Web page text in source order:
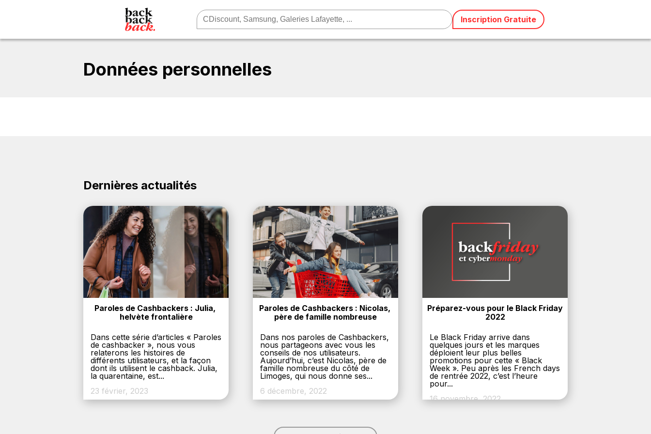
Données personnelles
Dernières actualités
Paroles de Cashbackers : Julia,
helvète frontalière
Dans cette série d’articles « Paroles
de cashbacker », nous vous
relaterons les histoires de
différents utilisateurs, et la façon
dont ils utilisent le cashback. Julia,
la quarentaine, est...
23 février, 2023
Paroles de Cashbackers : Nicolas,
père de famille nombreuse
Dans nos paroles de Cashbackers,
nous partageons avec vous les
conseils de nos utilisateurs.
Aujourd’hui, c’est Nicolas, père de
famille nombreuse du côté de
Limoges, qui nous donne ses...
6 décembre, 2022
Préparez-vous pour le Black Friday
2022
Le Black Friday arrive dans
quelques jours et les marques
déploient leur plus belles
promotions pour cette « Black
Week ». Peu après les French days
de rentrée 2022, c’est l’heure
pour...
16 novembre, 2022
Inscription Gratuite